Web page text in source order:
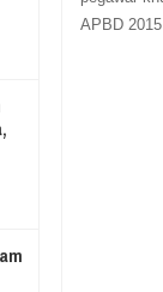
APBD